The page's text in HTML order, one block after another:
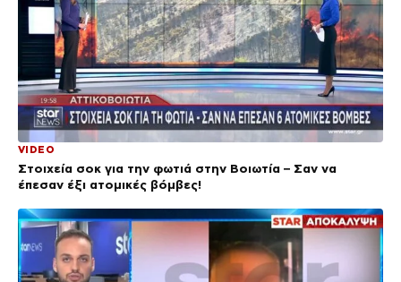
VIDEO
Στοιχεία σοκ για την φωτιά στην Βοιωτία – Σαν να
έπεσαν έξι ατομικές βόμβες!